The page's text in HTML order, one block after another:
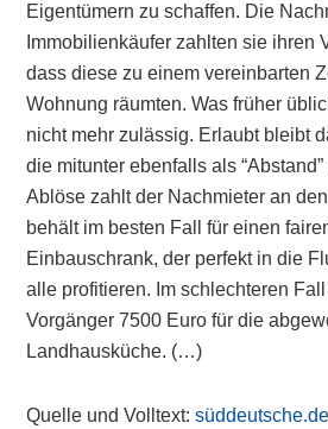
Eigentümern zu schaffen. Die
Immobilienkäufer zahlten sie ihren
dass diese zu einem vereinbarten
Wohnung räumten. Was früher
nicht mehr zulässig. Erlaubt bleibt
die mitunter ebenfalls als
Ablöse zahlt der Nachmieter an
behält im besten Fall für einen
Einbauschrank, der perfekt in die
alle profitieren. Im schlechteren
Vorgänger 7500 Euro für die
Landhausküche. (…)
Quelle und Volltext:süddeutsche.de